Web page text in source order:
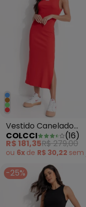
Vestido Canelado
Vermelho
COLCCI (16)
R$ 181,35R$ 279,00
ou 6x de R$ 30,22 sem
-25%